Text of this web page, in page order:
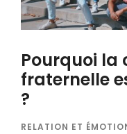
Pourquoi la
fraternelle
?
RELATION ET